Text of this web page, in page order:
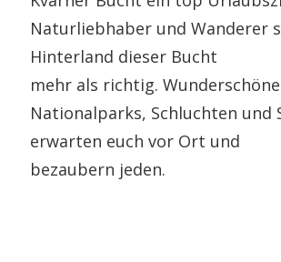
Naturliebhaber und Wanderer
Hinterland dieser Bucht
mehr als richtig. Wunderschöne
Nationalparks, Schluchten und
erwarten euch vor Ort und
bezaubern jeden.